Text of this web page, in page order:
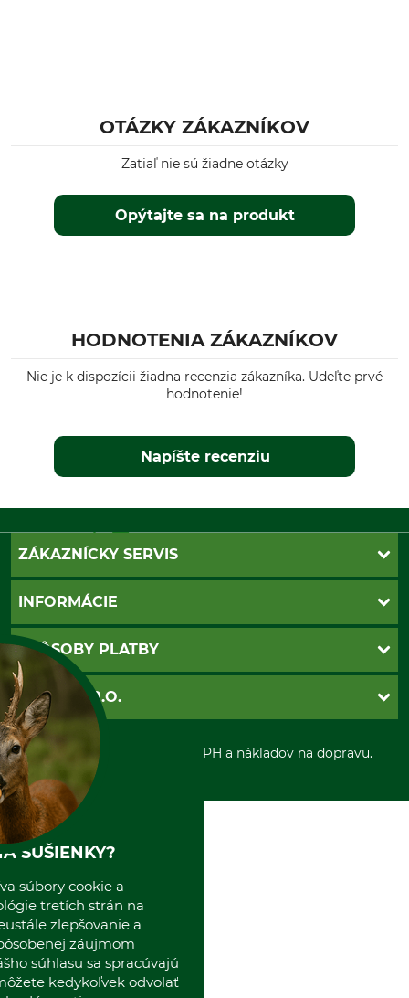
Recyklovaný materiál
Oranžová
Konfekčná veľkosť
XXL
OTÁZKY ZÁKAZNÍKOV
Opýtajte sa na produkt
Zatiaľ nie sú žiadne otázky
HODNOTENIA ZÁKAZNÍKOV
Nie je k dispozícii žiadna recenzia zákazníka. Udeľte prvé
hodnotenie!
Napíšte recenziu
ZÁKAZNÍCKY SERVIS
Kontakt
Newsletter
Nastavenia súborov cookie
INFORMÁCIE
Povinné údaje
Obchodné podmienky
Ochrana osobnych udajov
Otváracie hodiny
Zrušenie objednávky
SPÔSOBY PLATBY
Dobierka
Platba vopred
Sepa-inkaso
Osobný odber
GRUBE S.R.O.
O nás
Predajňa
Kolektív GRUBE
Naše pobočky v Európe
*Všetky ceny sú vrátane DPH a nákladov na dopravu.
SUŠIENKY?
súbory cookie a
tretích strán na
zlepšovanie a
záujmom
súhlasu sa spracúvajú
kedykoľvek odvolať